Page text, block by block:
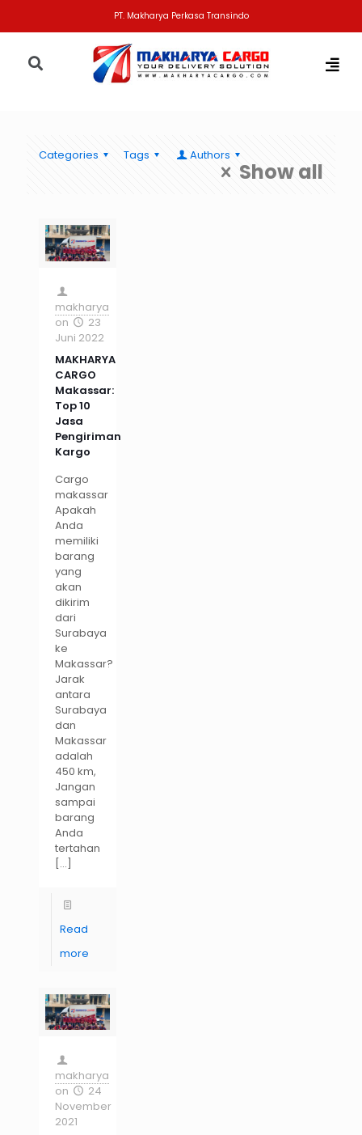
PT. Makharya Perkasa Transindo
Categories Tags Authors
Show all
makharya
on
23
Juni 2022
MAKHARYA
CARGO
Makassar:
Top 10
Jasa
Pengiriman
Kargo
Cargo
makassar
Apakah
Anda
memiliki
barang
yang
akan
dikirim
dari
Surabaya
ke
Makassar?
Jarak
antara
Surabaya
dan
Makassar
adalah
450 km,
Jangan
sampai
barang
Anda
tertahan
[…]
Read
more
makharya
on
24
November
2021